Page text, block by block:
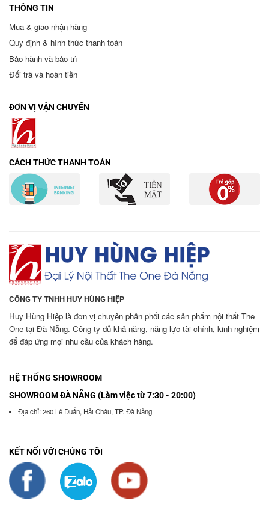
THÔNG TIN
Mua & giao nhận hàng
Quy định & hình thức thanh toán
Bảo hành và bảo trì
Đổi trả và hoàn tiền
ĐƠN VỊ VẬN CHUYỂN
CÁCH THỨC THANH TOÁN
CÔNG TY TNHH HUY HÙNG HIỆP
Huy Hùng Hiệp là đơn vị chuyên phân phối các sản phẩm nội thất The
One tại Đà Nẵng. Công ty đủ khả năng, năng lực tài chính, kinh nghiệm
để đáp ứng mọi nhu cầu của khách hàng.
HỆ THỐNG SHOWROOM
SHOWROOM ĐÀ NẴNG (Làm việc từ 7:30 - 20:00)
Địa chỉ: 260 Lê Duẩn, Hải Châu, TP. Đà Nẵng
KẾT NỐI VỚI CHÚNG TÔI